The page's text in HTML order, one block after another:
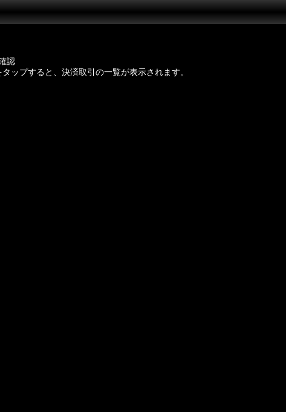
認
タップすると、決済取引の一覧が表示されます。